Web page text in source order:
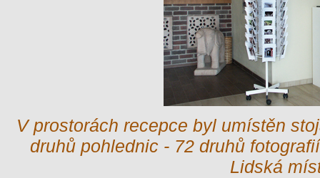
V prostorách recepce byl umístěn
druhů pohlednic - 72 druhů
Lidská